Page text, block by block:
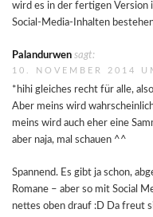
wird es in der fertigen Version
Social-Media-Inhalten
Palandurwen sagt:
10. NOVEMBER 2014
*hihi gleiches recht für alle,
Aber meins wird
meins wird auch eher eine
aber naja, mal schauen ^^
Spannend. Es gibt ja schon,
Romane – aber so mit Social
nettes oben drauf :D Da freut